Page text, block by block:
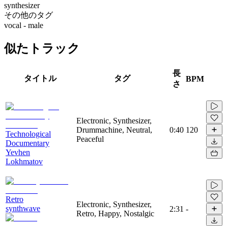
synthesizer
その他のタグ
vocal - male
似たトラック
タイトル タグ
長
さ
BPM
Technological
Documentary
Yevhen
Lokhmatov
Electronic, Synthesizer,
Drummachine, Neutral,
Peaceful
0:40 120
Retro
synthwave
Electronic, Synthesizer,
Retro, Happy, Nostalgic
2:31 -